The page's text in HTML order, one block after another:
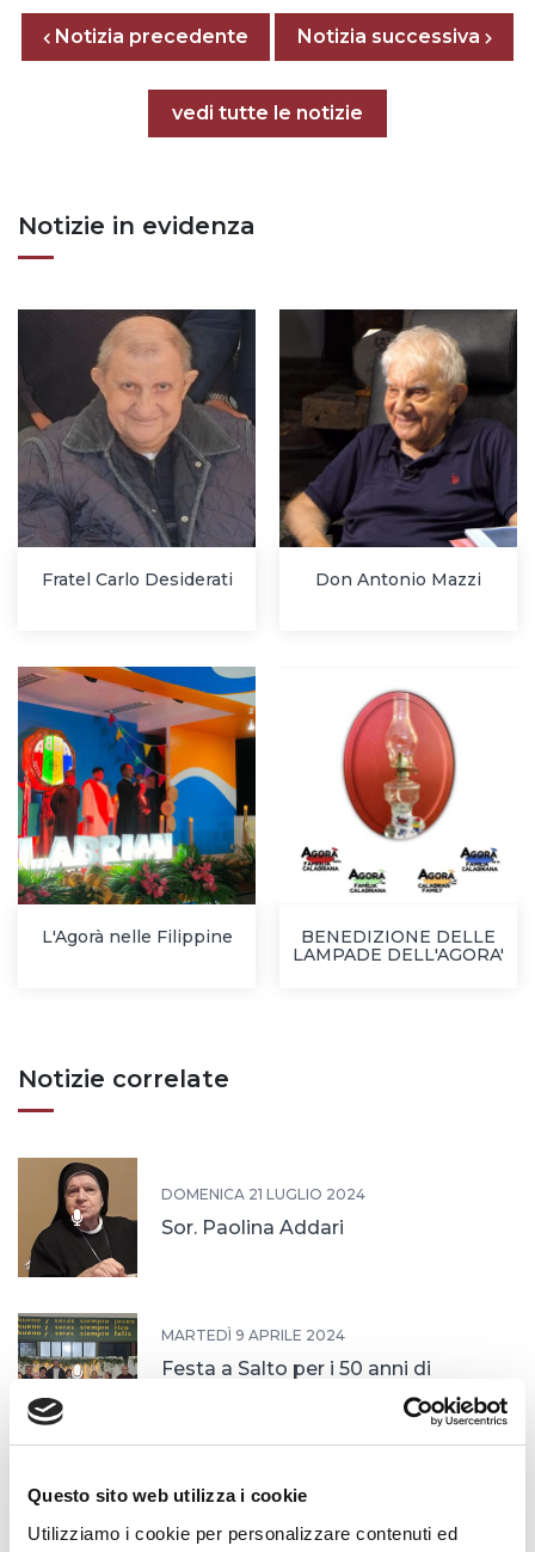
Questo sito web utilizza i cookie
Utilizziamo i cookie per personalizzare contenuti ed
Posts
Notizia precedente Previous page
Next page
Notizia successiva
Tutte le notizie
vedi tutte le notizie
Notizie in evidenza
Fratel Carlo Desiderati Don Antonio Mazzi
L'Agorà nelle Filippine
BENEDIZIONE DELLE
LAMPADE DELL'AGORA'
Notizie correlate
DOMENICA 21 LUGLIO 2024
Sor. Paolina Addari
MARTEDÌ 9 APRILE 2024
Festa a Salto per i 50 anni di
SABATO 2 MARZO 2024
Formazione delle Sorelle